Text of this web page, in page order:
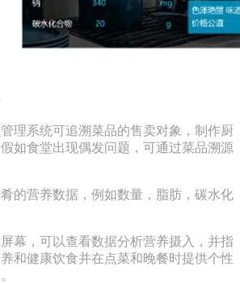
理系统可追溯菜品的售卖对象，制作厨
如食堂出现偶发问题，可通过菜品溯源
的营养数据，例如数量，脂肪，碳水化
幕，可以查看数据分析营养摄入，并指
和健康饮食并在点菜和晚餐时提供个性